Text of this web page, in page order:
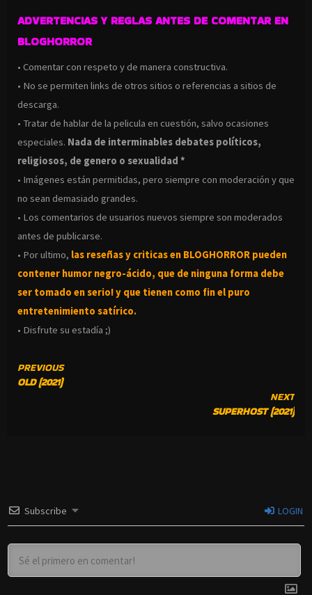
ADVERTENCIAS Y REGLAS ANTES DE COMENTAR EN
BLOGHORROR
• Comentar con respeto y de manera constructiva.
• No se permiten links de otros sitios o referencias a sitios de
descarga.
• Tratar de hablar de la pelicula en cuestión, salvo ocasiones
especiales. Nada de interminables debates políticos,
religiosos, de genero o sexualidad *
• Imágenes están permitidas, pero siempre con moderación y que
no sean demasiado grandes.
• Los comentarios de usuarios nuevos siempre son moderados
antes de publicarse.
• Por ultimo, las reseñas y criticas en BLOGHORROR pueden
contener humor negro-ácido, que de ninguna forma debe
ser tomado en serio! y que tienen como fin el puro
entretenimiento satírico.
• Disfrute su estadía ;)
CONTINUE
READING
PREVIOUS
OLD (2021)
NEXT
SUPERHOST (2021)
Subscribe LOGIN